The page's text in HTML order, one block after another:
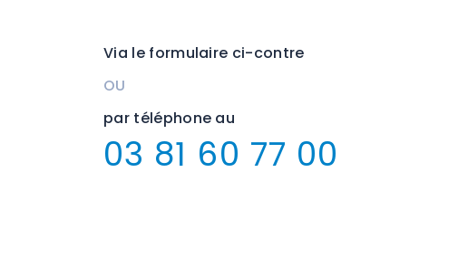
Via le formulaire ci-contre
OU
par téléphone au
03 81 60 77 00